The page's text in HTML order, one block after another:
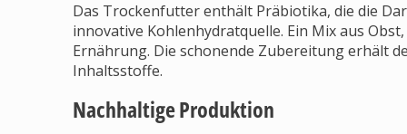
Das Trockenfutter enthält Präbiotika, die die
innovative Kohlenhydratquelle. Ein Mix aus
Ernährung. Die schonende Zubereitung erhält
Inhaltsstoffe.
Nachhaltige Produktion